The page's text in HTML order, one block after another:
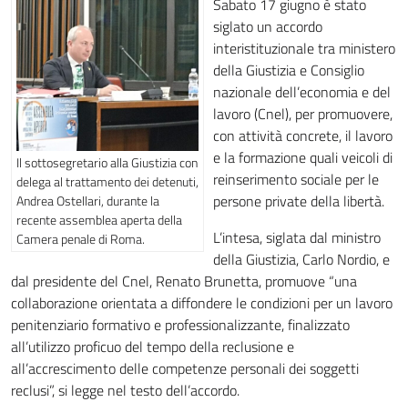
Il sottosegretario alla Giustizia con
delega al trattamento dei detenuti,
Andrea Ostellari, durante la
recente assemblea aperta della
Camera penale di Roma.
Sabato 17 giugno è stato
siglato un accordo
interistituzionale tra ministero
della Giustizia e Consiglio
nazionale dell’economia e del
lavoro (Cnel), per promuovere,
con attività concrete, il lavoro
e la formazione quali veicoli di
reinserimento sociale per le
persone private della libertà.
L’intesa, siglata dal ministro
della Giustizia, Carlo Nordio, e
dal presidente del Cnel, Renato Brunetta, promuove “una
collaborazione orientata a diffondere le condizioni per un lavoro
penitenziario formativo e professionalizzante, finalizzato
all’utilizzo proficuo del tempo della reclusione e
all’accrescimento delle competenze personali dei soggetti
reclusi”, si legge nel testo dell’accordo.